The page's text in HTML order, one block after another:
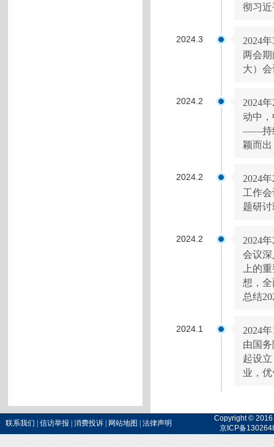
彻习
2024.3
2024
两会
大）
2024.2
2024
动中
——持
颖而出
2024.2
2024
工作
题研
2024.2
2024
会议
上的
想，
总结
2024.1
2024
由国
起设
业，
联系我们 信访举报 消费投诉 网站地图 法律声明
Copyright © 2016
京ICP备